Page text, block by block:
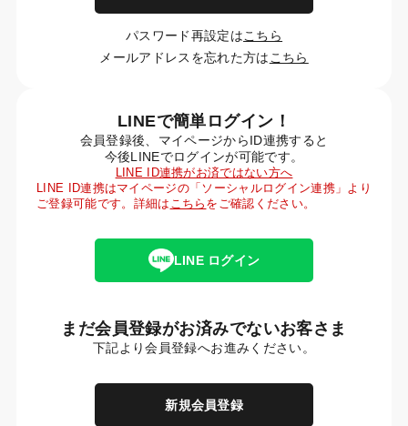
パスワード再設定はこちら
メールアドレスを忘れた方は こちら
LINEで簡単ログイン！
会員登録後、マイページからID連携すると
今後LINEでログインが可能です。
LINE ID連携がお済ではない方へ
LINE ID連携はマイページの「ソーシャルログイン連携」より
ご登録可能です。詳細は こちら をご確認ください。
LINE ログイン
まだ会員登録がお済みでないお客さま
下記より会員登録へお進みください。
新規会員登録